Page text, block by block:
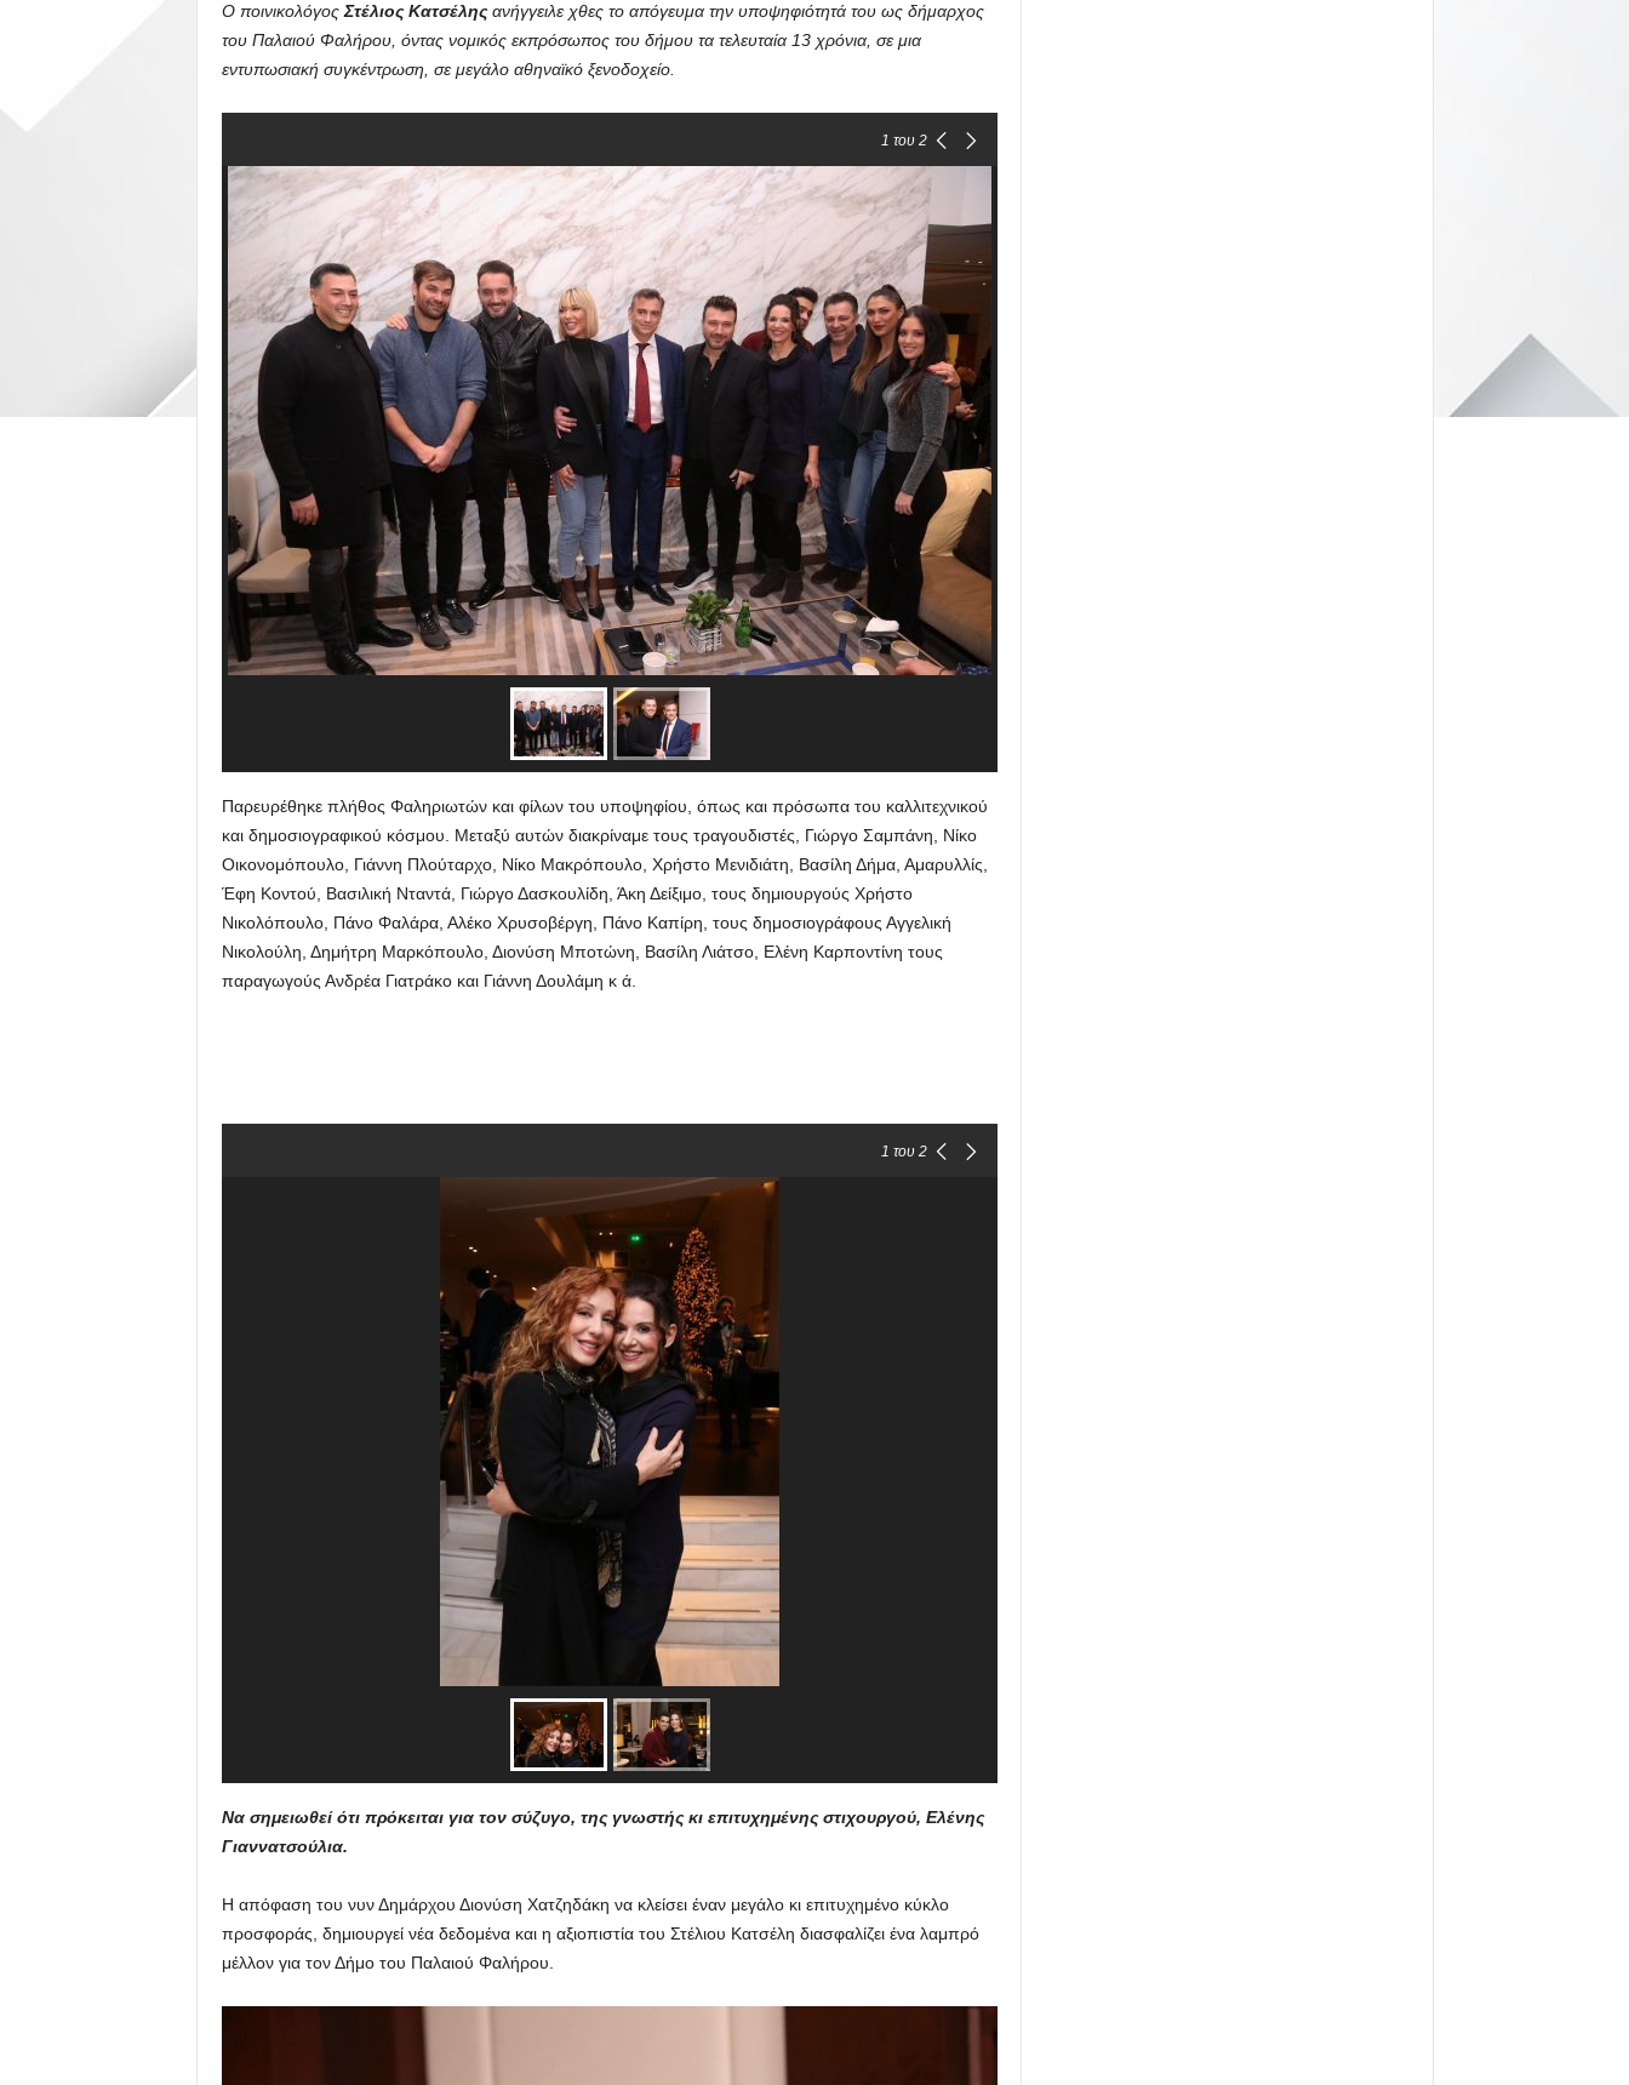
Ο ποινικολόγος Στέλιος Κατσέληςανήγγειλε χθες το απόγευμα την υποψηφιότητά του ως δήμαρχος
του Παλαιού Φαλήρου, όντας νομικός εκπρόσωπος του δήμου τα τελευταία 13 χρόνια, σε μια
εντυπωσιακή συγκέντρωση, σε μεγάλο αθηναϊκό ξενοδοχείο.
1 του 2
Παρευρέθηκε πλήθος Φαληριωτών και φίλων του υποψηφίου, όπως και πρόσωπα του καλλιτεχνικού
και δημοσιογραφικού κόσμου. Μεταξύ αυτών διακρίναμε τους τραγουδιστές, Γιώργο Σαμπάνη, Νίκο
Οικονομόπουλο, Γιάννη Πλούταρχο, Νίκο Μακρόπουλο, Χρήστο Μενιδιάτη, Βασίλη Δήμα, Αμαρυλλίς,
Έφη Κοντού, Βασιλική Νταντά, Γιώργο Δασκουλίδη, Άκη Δείξιμο, τους δημιουργούς Χρήστο
Νικολόπουλο, Πάνο Φαλάρα, Αλέκο Χρυσοβέργη, Πάνο Καπίρη, τους δημοσιογράφους Αγγελική
Νικολούλη, Δημήτρη Μαρκόπουλο, Διονύση Μποτώνη, Βασίλη Λιάτσο, Ελένη Καρποντίνη τους
παραγωγούς Ανδρέα Γιατράκο και Γιάννη Δουλάμη κ ά.
1 του 2
Να σημειωθεί ότι πρόκειται για τον σύζυγο, της γνωστής κι επιτυχημένης στιχουργού, Ελένης
Γιαννατσούλια.
Η απόφαση του νυν Δημάρχου Διονύση Χατζηδάκη να κλείσει έναν μεγάλο κι επιτυχημένο κύκλο
προσφοράς, δημιουργεί νέα δεδομένα και η αξιοπιστία του Στέλιου Κατσέλη διασφαλίζει ένα λαμπρό
μέλλον για τον Δήμο του Παλαιού Φαλήρου.